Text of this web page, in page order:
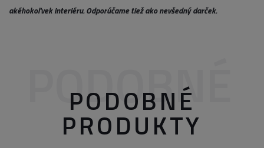
akéhokoľvek interiéru. Odporúčame tiež ako nevšedný darček.
PODOBNÉ
PODOBNÉ
PRODUKTY